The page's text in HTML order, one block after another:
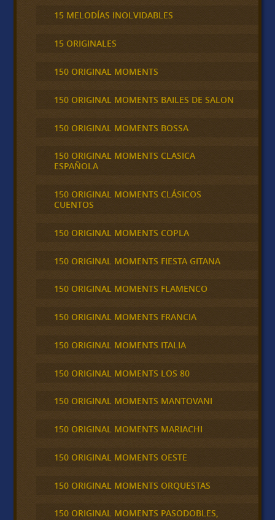
15 MELODÍAS INOLVIDABLES
15 ORIGINALES
150 ORIGINAL MOMENTS
150 ORIGINAL MOMENTS BAILES DE SALON
150 ORIGINAL MOMENTS BOSSA
150 ORIGINAL MOMENTS CLASICA
ESPAÑOLA
150 ORIGINAL MOMENTS CLÁSICOS
CUENTOS
150 ORIGINAL MOMENTS COPLA
150 ORIGINAL MOMENTS FIESTA GITANA
150 ORIGINAL MOMENTS FLAMENCO
150 ORIGINAL MOMENTS FRANCIA
150 ORIGINAL MOMENTS ITALIA
150 ORIGINAL MOMENTS LOS 80
150 ORIGINAL MOMENTS MANTOVANI
150 ORIGINAL MOMENTS MARIACHI
150 ORIGINAL MOMENTS OESTE
150 ORIGINAL MOMENTS ORQUESTAS
150 ORIGINAL MOMENTS PASODOBLES,